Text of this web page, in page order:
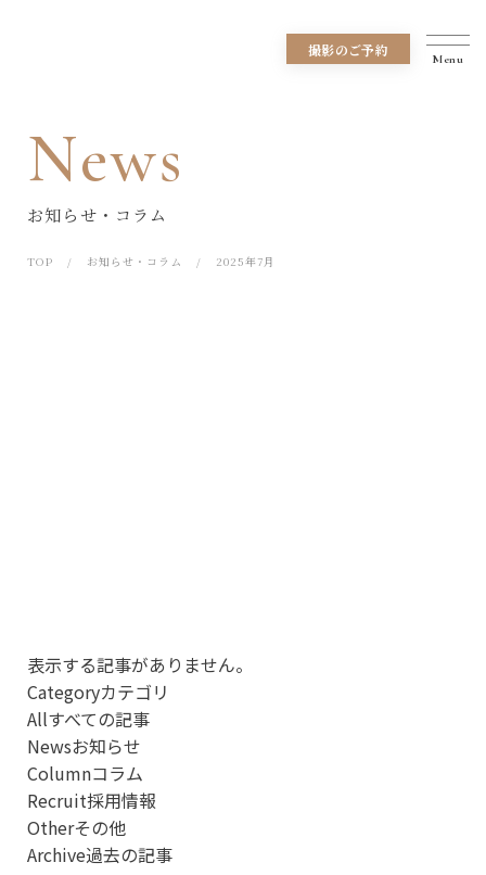
撮影のご予約
News
お知らせ・コラム
TOP お知らせ・コラム 2025年7月
表示する記事がありません。
Categoryカテゴリ
Allすべての記事
Newsお知らせ
Columnコラム
Recruit採用情報
Otherその他
Archive過去の記事